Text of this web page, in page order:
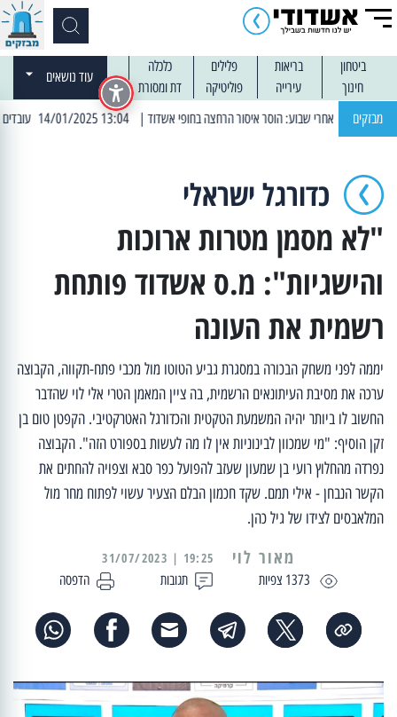
ביטחון בריאות פלילים
כלכלה
חינוך
עירייה פוליטיקה דת ומסורת
עוד נושאים
מבזקים | 13:04 14/01/2025 עובדים בלילות: עבודות קרצוף וריבוד אספלט
כדורגל ישראלי
"לא מסמן מטרות ארוכות
והישגיות": מ.ס אשדוד פותחת
רשמית את העונה
יממה לפני משחק הבכורה במסגרת גביע הטוטו מול מכבי פתח-תקווה, הקבוצה
ערכה את מסיבת העיתונאים הרשמית, בה ציין המאמן הטרי אלי לוי שהדבר
החשוב לו ביותר יהיה המשמעת הטקטית והכדורגל האטרקטיבי. הקפטן טום בן
זקן הוסיף: "מי שמכוון לבינוניות אין לו מה לעשות בספורט הזה". הקבוצה
נפרדה מהחלוץ רועי בן שמעון שעזב להפועל כפר סבא וצפויה להחתים את
הקשר הנבחן - אילי תמם. שקד חכמון הבלם הצעיר עשוי לפתוח מחר מול
המלאבסים לצידו של גיל כהן.
1373 צפיות תגובות הדפסה
מאור לוי 19:25 | 31/07/2023